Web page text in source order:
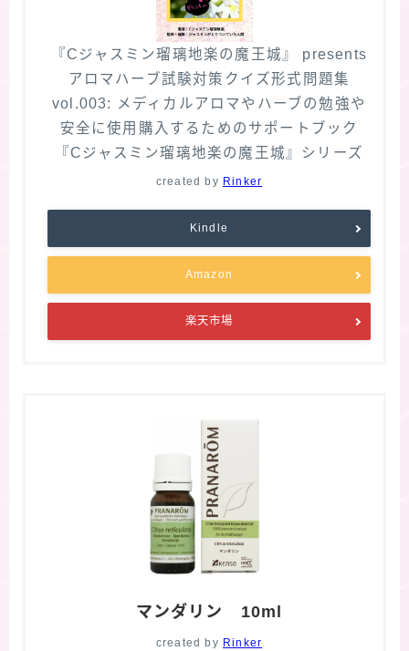
『Cジャスミン瑠璃地楽の魔王城』 presents
アロマハーブ試験対策クイズ形式問題集
vol.003: メディカルアロマやハーブの勉強や
安全に使用購入するためのサポートブック
『Cジャスミン瑠璃地楽の魔王城』シリーズ
created by Rinker
Kindle
Amazon
楽天市場
マンダリン 10ml
created by Rinker